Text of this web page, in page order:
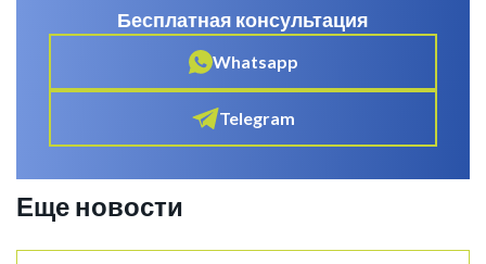
Бесплатная консультация
Whatsapp
Telegram
Еще новости